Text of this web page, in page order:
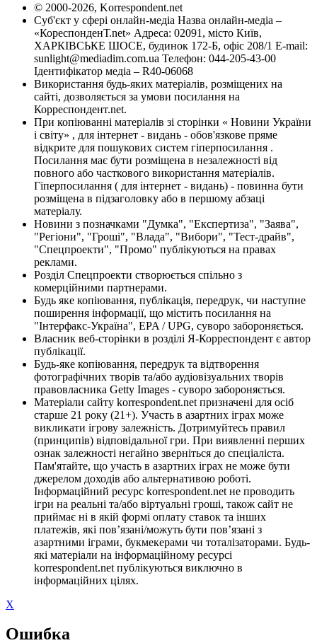
© 2000-2026, Korrespondent.net
Суб'єкт у сфері онлайн-медіа Назва онлайн-медіа –
«КореспонденТ.net» Адреса: 02091, місто Київ,
ХАРКІВСЬКЕ ШОСЕ, будинок 172-Б, офіс 208/1 E-mail:
sunlight@mediadim.com.ua Телефон: 044-205-43-00
Ідентифікатор медіа – R40-06068
Використання будь-яких матеріалів, розміщених на
сайті, дозволяється за умови посилання на
Корреспондент.net.
При копіюванні матеріалів зі сторінки « Новини України
і світу» , для інтернет - видань - обов'язкове пряме
відкрите для пошукових систем гіперпосилання .
Посилання має бути розміщена в незалежності від
повного або часткового використання матеріалів.
Гіперпосилання ( для інтернет - видань) - повинна бути
розміщена в підзаголовку або в першому абзаці
матеріалу.
Новини з позначками "Думка", "Експертиза", "Заява",
"Регіони", "Гроші", "Влада", "Вибори", "Тест-драйв",
"Спецпроекти", "Промо" публікуються на правах
реклами.
Розділ Спецпроекти створюється спільно з
комерційними партнерами.
Будь яке копіювання, публікація, передрук, чи наступне
поширення інформації, що містить посилання на
"Інтерфакс-Україна", EPA / UPG, суворо забороняється.
Власник веб-сторінки в розділі Я-Корреспондент є автор
публікації.
Будь-яке копіювання, передрук та відтворення
фотографічних творів та/або аудіовізуальних творів
правовласника Getty Images - суворо забороняється.
Матеріали сайту korrespondent.net призначені для осіб
старше 21 року (21+). Участь в азартних іграх може
викликати ігрову залежність. Дотримуйтесь правил
(принципів) відповідальної гри. При виявленні перших
ознак залежності негайно зверніться до спеціаліста.
Пам'ятайте, що участь в азартних іграх не може бути
джерелом доходів або альтернативою роботі.
Інформаційний ресурс korrespondent.net не проводить
ігри на реальні та/або віртуальні гроші, також сайт не
приймає ні в якій формі оплату ставок та інших
платежів, які пов’язані/можуть бути пов’язані з
азартними іграми, букмекерами чи тоталізаторами. Будь-
які матеріали на інформаційному ресурсі
korrespondent.net публікуються виключно в
інформаційних цілях.
X
Ошибка